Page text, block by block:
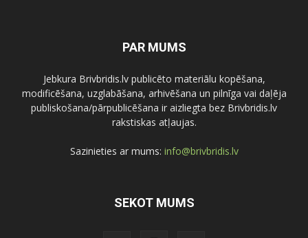
PAR MUMS
Jebkura Brivbridis.lv publicēto materiālu kopēšana,
modificēšana, uzglabāšana, arhivēšana un pilnīga vai daļēja
publiskošana/pārpublicēšana ir aizliegta bez Brivbridis.lv
rakstiskas atļaujas.
Sazinieties ar mums: info@brivbridis.lv
SEKOT MUMS